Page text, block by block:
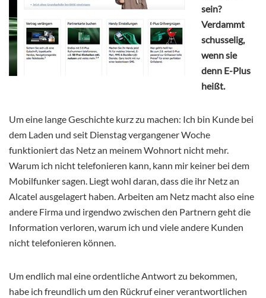
sein?
Verdammt
schusselig,
wenn sie
denn E-Plus
heißt.
Um eine lange Geschichte kurz zu machen: Ich bin Kunde bei
dem Laden und seit Dienstag vergangener Woche
funktioniert das Netz an meinem Wohnort nicht mehr.
Warum ich nicht telefonieren kann, kann mir keiner bei dem
Mobilfunker sagen. Liegt wohl daran, dass die ihr Netz an
Alcatel ausgelagert haben. Arbeiten am Netz macht also eine
andere Firma und irgendwo zwischen den Partnern geht die
Information verloren, warum ich und viele andere Kunden
nicht telefonieren können.
Um endlich mal eine ordentliche Antwort zu bekommen,
habe ich freundlich um den Rückruf einer verantwortlichen